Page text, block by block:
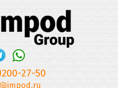
27-50